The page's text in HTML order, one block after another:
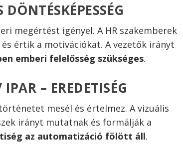
megértést igényel. A HR szakemberek
értik a motivációkat. A vezetők irányt
emberi felelősség szükséges.
– EREDETISÉG
mesél és értelmez. A vizuális
irányt mutatnak és formálják a
az automatizáció fölött áll.